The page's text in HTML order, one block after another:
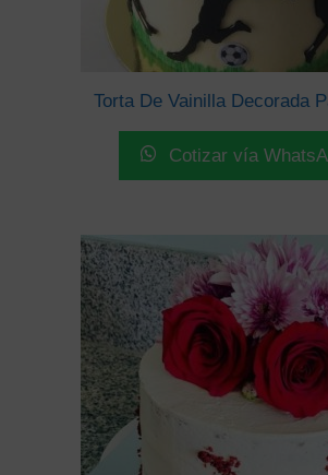
Torta De Vainilla Decorada
Cotizar vía